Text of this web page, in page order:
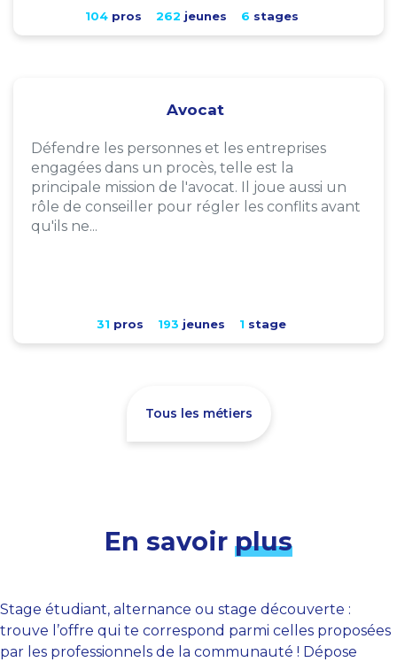
104pros 262 jeunes 6 stages
Avocat
Défendre les personnes et les entreprises
engagées dans un procès, telle est la
principale mission de l'avocat. Il joue aussi un
rôle de conseiller pour régler les conflits avant
qu'ils ne...
31 pros 193 jeunes 1 stage
Tous les métiers
En savoir plus
Stage étudiant, alternance ou stage découverte :
trouve l’offre qui te correspond parmi celles proposées
par les professionnels de la communauté ! Dépose